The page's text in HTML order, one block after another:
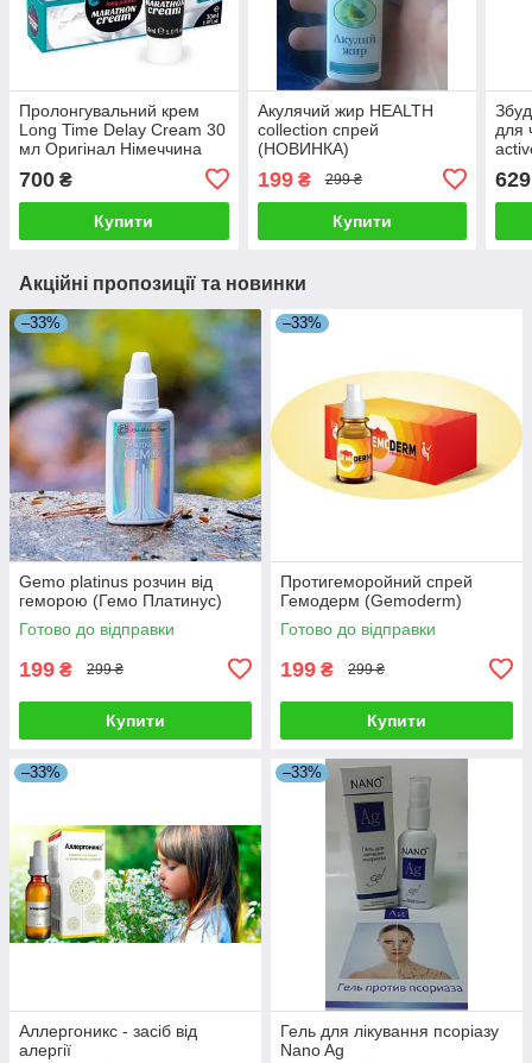
Пролонгувальний крем
Long Time Delay Cream 30
мл Оригінал Німеччина
700 ₴
Купити
Акулячий жир HEALTH
collection спрей
(НОВИНКА)
199₴ 299 ₴
Купити
для
629
Акційні пропозиції та новинки
–33%
Gemo platinus розчин від
геморою (Гемо Платинус)
Готово до відправки
199 ₴ 299 ₴
Купити
–33%
Протигеморойний спрей
Гемодерм (Gemoderm)
Готово до відправки
199 ₴ 299 ₴
Купити
–33%
Аллергоникс - засіб від
алергії
–33%
Гель для лікування псоріазу
Nano Ag